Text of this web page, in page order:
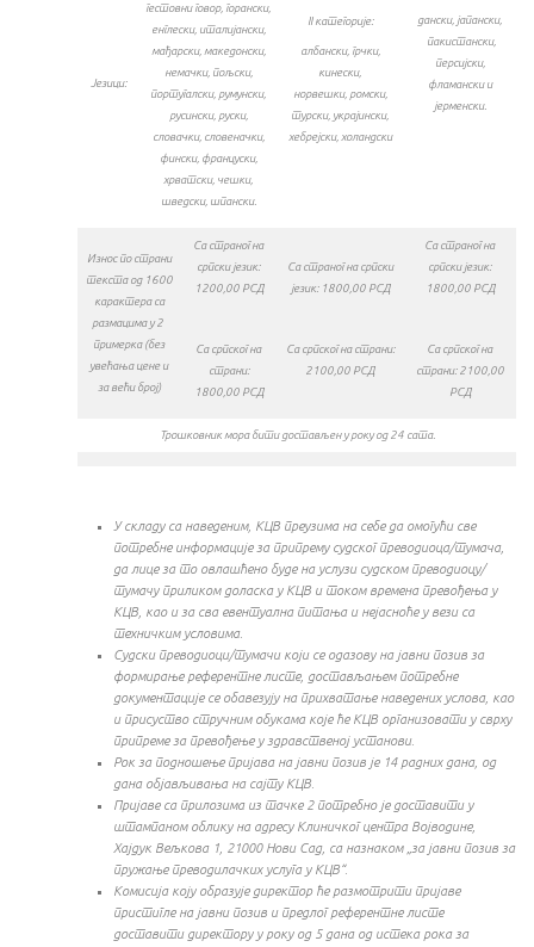
Језици:
гестовни говор, горански,
енглески, италијански,
мађарски, македонски,
немачки, пољски,
португалски, румунски,
русински, руски,
словачки, словеначки,
фински, француски,
хрватски, чешки,
шведски, шпански.
II категорије:
албански, грчки,
кинески,
норвешки, ромски,
турски, украјински,
хебрејски, холандски
дански, јапански,
пакистански,
персијски,
фламански и
јерменски.
Износ по страни
текста од 1600
карактера са
размацима у 2
примерка (без
увећања цене и
за већи број)
Са страног на
српски језик:
1200,00 РСД
Са српског на
страни:
1800,00 РСД
Са страног на српски
језик: 1800,00 РСД
Са српског на страни:
2100,00 РСД
Са страног на
српски језик:
1800,00 РСД
Са српског на
страни: 2100,00
РСД
Трошковник мора бити достављен у року од 24 сата.
У складу са наведеним, КЦВ преузима на себе да омогући све
потребне информације за припрему судског преводиоца/тумача,
да лице за то овлашћено буде на услузи судском преводиоцу/
тумачу приликом доласка у КЦВ и током времена превођења у
КЦВ, као и за сва евентуална питања и нејасноће у вези са
техничким условима.
Судски преводиоци/тумачи који се одазову на јавни позив за
формирање референтне листе, достављањем потребне
документације се обавезују на прихватање наведених услова, као
и присуство стручним обукама које ће КЦВ организовати у сврху
припреме за превођење у здравственој установи.
Рок за подношење пријава на јавни позив је 14 радних дана, од
дана објављивања на сајту КЦВ.
Пријаве са прилозима из тачке 2 потребно је доставити у
штампаном облику на адресу Клиничког центра Војводине,
Хајдук Вељкова 1, 21000 Нови Сад, са назнаком „за јавни позив за
пружање преводилачких услуга у КЦВ“.
Комисија коју образује директор ће размотрити пријаве
пристигле на јавни позив и предлог референтне листе
доставити директору у року од 5 дана од истека рока за